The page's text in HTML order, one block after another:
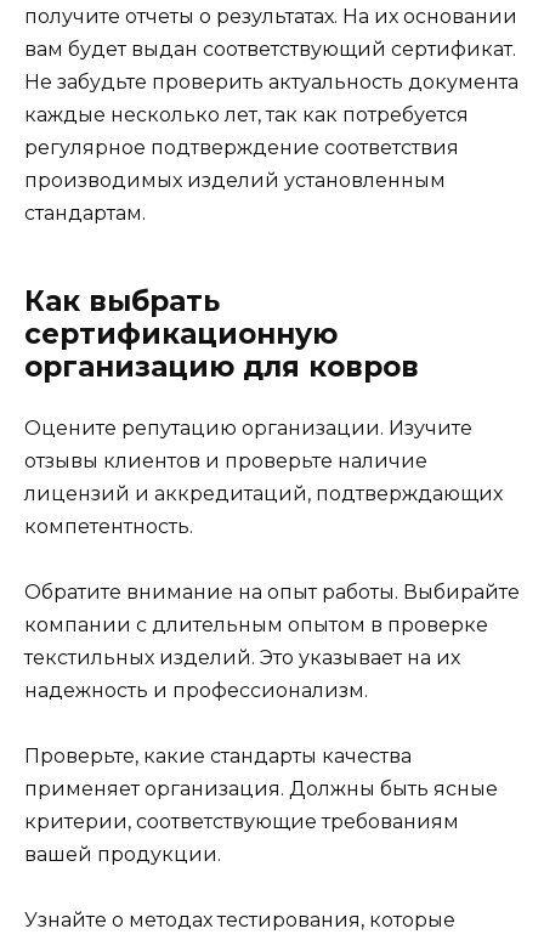
получите отчеты о результатах. На их основании
вам будет выдан соответствующий сертификат.
Не забудьте проверить актуальность документа
каждые несколько лет, так как потребуется
регулярное подтверждение соответствия
производимых изделий установленным
стандартам.
Как выбрать
сертификационную
организацию для ковров
Оцените репутацию организации. Изучите
отзывы клиентов и проверьте наличие
лицензий и аккредитаций, подтверждающих
компетентность.
Обратите внимание на опыт работы. Выбирайте
компании с длительным опытом в проверке
текстильных изделий. Это указывает на их
надежность и профессионализм.
Проверьте, какие стандарты качества
применяет организация. Должны быть ясные
критерии, соответствующие требованиям
вашей продукции.
Узнайте о методах тестирования, которые